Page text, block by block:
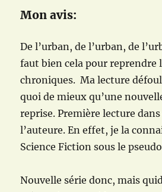
Mon avis:
De l’urban, de l’urban, de
faut bien cela pour reprendre
chroniques. Ma lecture
quoi de mieux qu’une
reprise. Première lecture
l’auteure. En effet, je la
Science Fiction sous le
Nouvelle série donc, mais